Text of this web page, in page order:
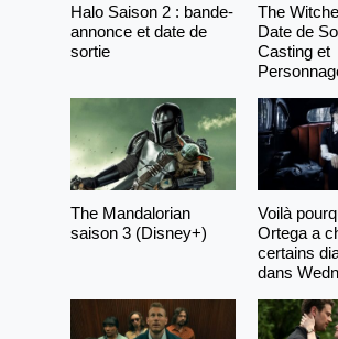
Halo Saison 2 : bande-
annonce et date de
sortie
The
Date de
Casting et
The Mandalorian
saison 3 (Disney+)
Voilà
Ortega a
certains
dans